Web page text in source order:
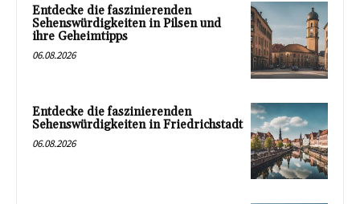
Entdecke die faszinierenden
Sehenswürdigkeiten in Pilsen und
ihre Geheimtipps
06.08.2026
Entdecke die faszinierenden
Sehenswürdigkeiten in Friedrichstadt
06.08.2026